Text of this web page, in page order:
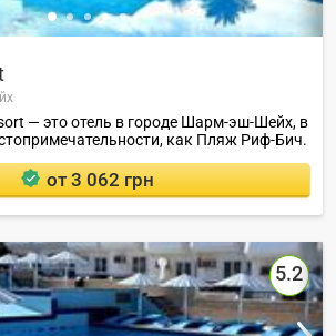
— это отель в городе Шарм-эш-Шейх, в
как Пляж Риф-Бич.
от 3 062 грн
5.2